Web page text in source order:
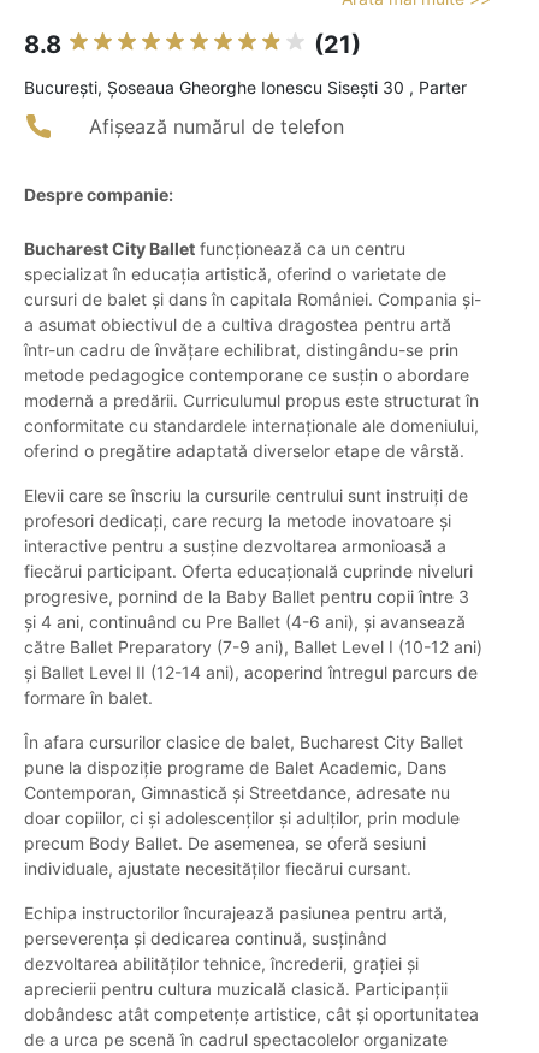
8.8 (21)
Bucureşti, Șoseaua Gheorghe Ionescu Sisești 30 , Parter
Afișează numărul de telefon
Despre companie:
Bucharest City Ballet funcționează ca un centru
specializat în educația artistică, oferind o varietate de
cursuri de balet și dans în capitala României. Compania și-
a asumat obiectivul de a cultiva dragostea pentru artă
într-un cadru de învățare echilibrat, distingându-se prin
metode pedagogice contemporane ce susțin o abordare
modernă a predării. Curriculumul propus este structurat în
conformitate cu standardele internaționale ale domeniului,
oferind o pregătire adaptată diverselor etape de vârstă.
Elevii care se înscriu la cursurile centrului sunt instruiți de
profesori dedicați, care recurg la metode inovatoare și
interactive pentru a susține dezvoltarea armonioasă a
fiecărui participant. Oferta educațională cuprinde niveluri
progresive, pornind de la Baby Ballet pentru copii între 3
și 4 ani, continuând cu Pre Ballet (4-6 ani), și avansează
către Ballet Preparatory (7-9 ani), Ballet Level I (10-12 ani)
și Ballet Level II (12-14 ani), acoperind întregul parcurs de
formare în balet.
În afara cursurilor clasice de balet, Bucharest City Ballet
pune la dispoziție programe de Balet Academic, Dans
Contemporan, Gimnastică și Streetdance, adresate nu
doar copiilor, ci și adolescenților și adulților, prin module
precum Body Ballet. De asemenea, se oferă sesiuni
individuale, ajustate necesităților fiecărui cursant.
Echipa instructorilor încurajează pasiunea pentru artă,
perseverența și dedicarea continuă, susținând
dezvoltarea abilităților tehnice, încrederii, grației și
aprecierii pentru cultura muzicală clasică. Participanții
dobândesc atât competențe artistice, cât și oportunitatea
de a urca pe scenă în cadrul spectacolelor organizate